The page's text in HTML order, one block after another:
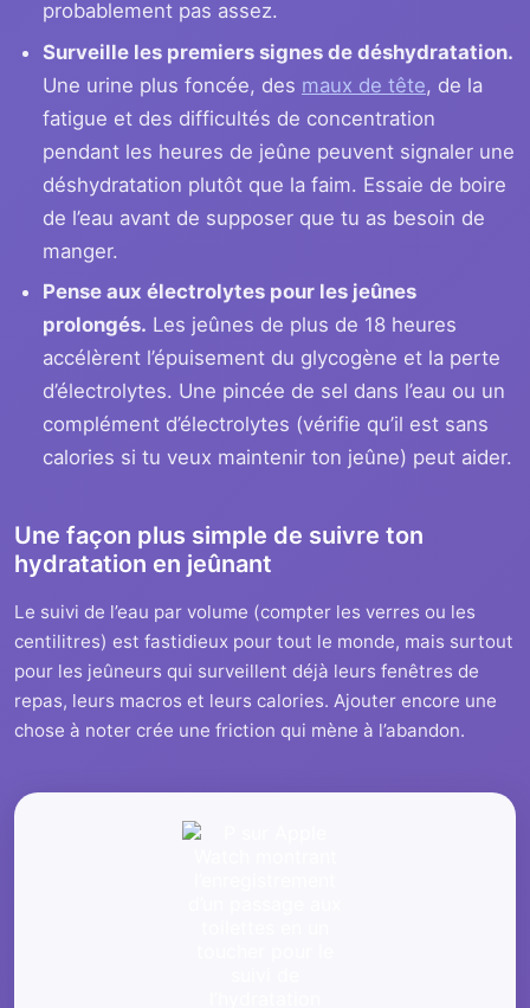
probablement pas assez.
Surveille les premiers signes de déshydratation.
Une urine plus foncée, des maux de tête, de la
fatigue et des difficultés de concentration
pendant les heures de jeûne peuvent signaler une
déshydratation plutôt que la faim. Essaie de boire
de l’eau avant de supposer que tu as besoin de
manger.
Pense aux électrolytes pour les jeûnes
prolongés. Les jeûnes de plus de 18 heures
accélèrent l’épuisement du glycogène et la perte
d’électrolytes. Une pincée de sel dans l’eau ou un
complément d’électrolytes (vérifie qu’il est sans
calories si tu veux maintenir ton jeûne) peut aider.
Une façon plus simple de suivre ton
hydratation en jeûnant
Le suivi de l’eau par volume (compter les verres ou les
centilitres) est fastidieux pour tout le monde, mais surtout
pour les jeûneurs qui surveillent déjà leurs fenêtres de
repas, leurs macros et leurs calories. Ajouter encore une
chose à noter crée une friction qui mène à l’abandon.